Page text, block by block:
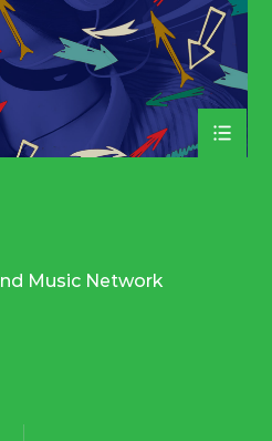
Music Network